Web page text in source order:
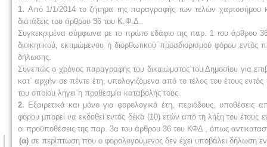
1. Από 1/1/2014 το ζήτημα της παραγραφής των τελών χαρτοσήμου
διατάξεις του άρθρου 36 του Κ.Φ.Δ..
Συγκεκριμένα σύμφωνα με το πρώτο εδάφιο της παρ. 1 του άρθρου
διοικητικού, εκτιμώμενου ή διορθωτικού προσδιορισμού φόρου
δήλωσης.
Συνεπώς ο χρόνος παραγραφής του δικαιώματος του Δημοσίου για
κατ΄ αρχήν σε πέντε έτη, υπολογιζόμενα από το τέλος του έτους
του οποίου λήγει η προθεσμία καταβολής τους.
2. Εξαιρετικά και μόνο για φορολογικά έτη, περιόδους, υποθέσεις
φόρου μπορεί να εκδοθεί εντός δέκα (10) ετών από τη λήξη του έτους
οι προϋποθέσεις της παρ. 3α του άρθρου 36 του ΚΦΔ , όπως
(α) σε περίπτωση που ο φορολογούμενος δεν έχει υποβάλει δήλωση